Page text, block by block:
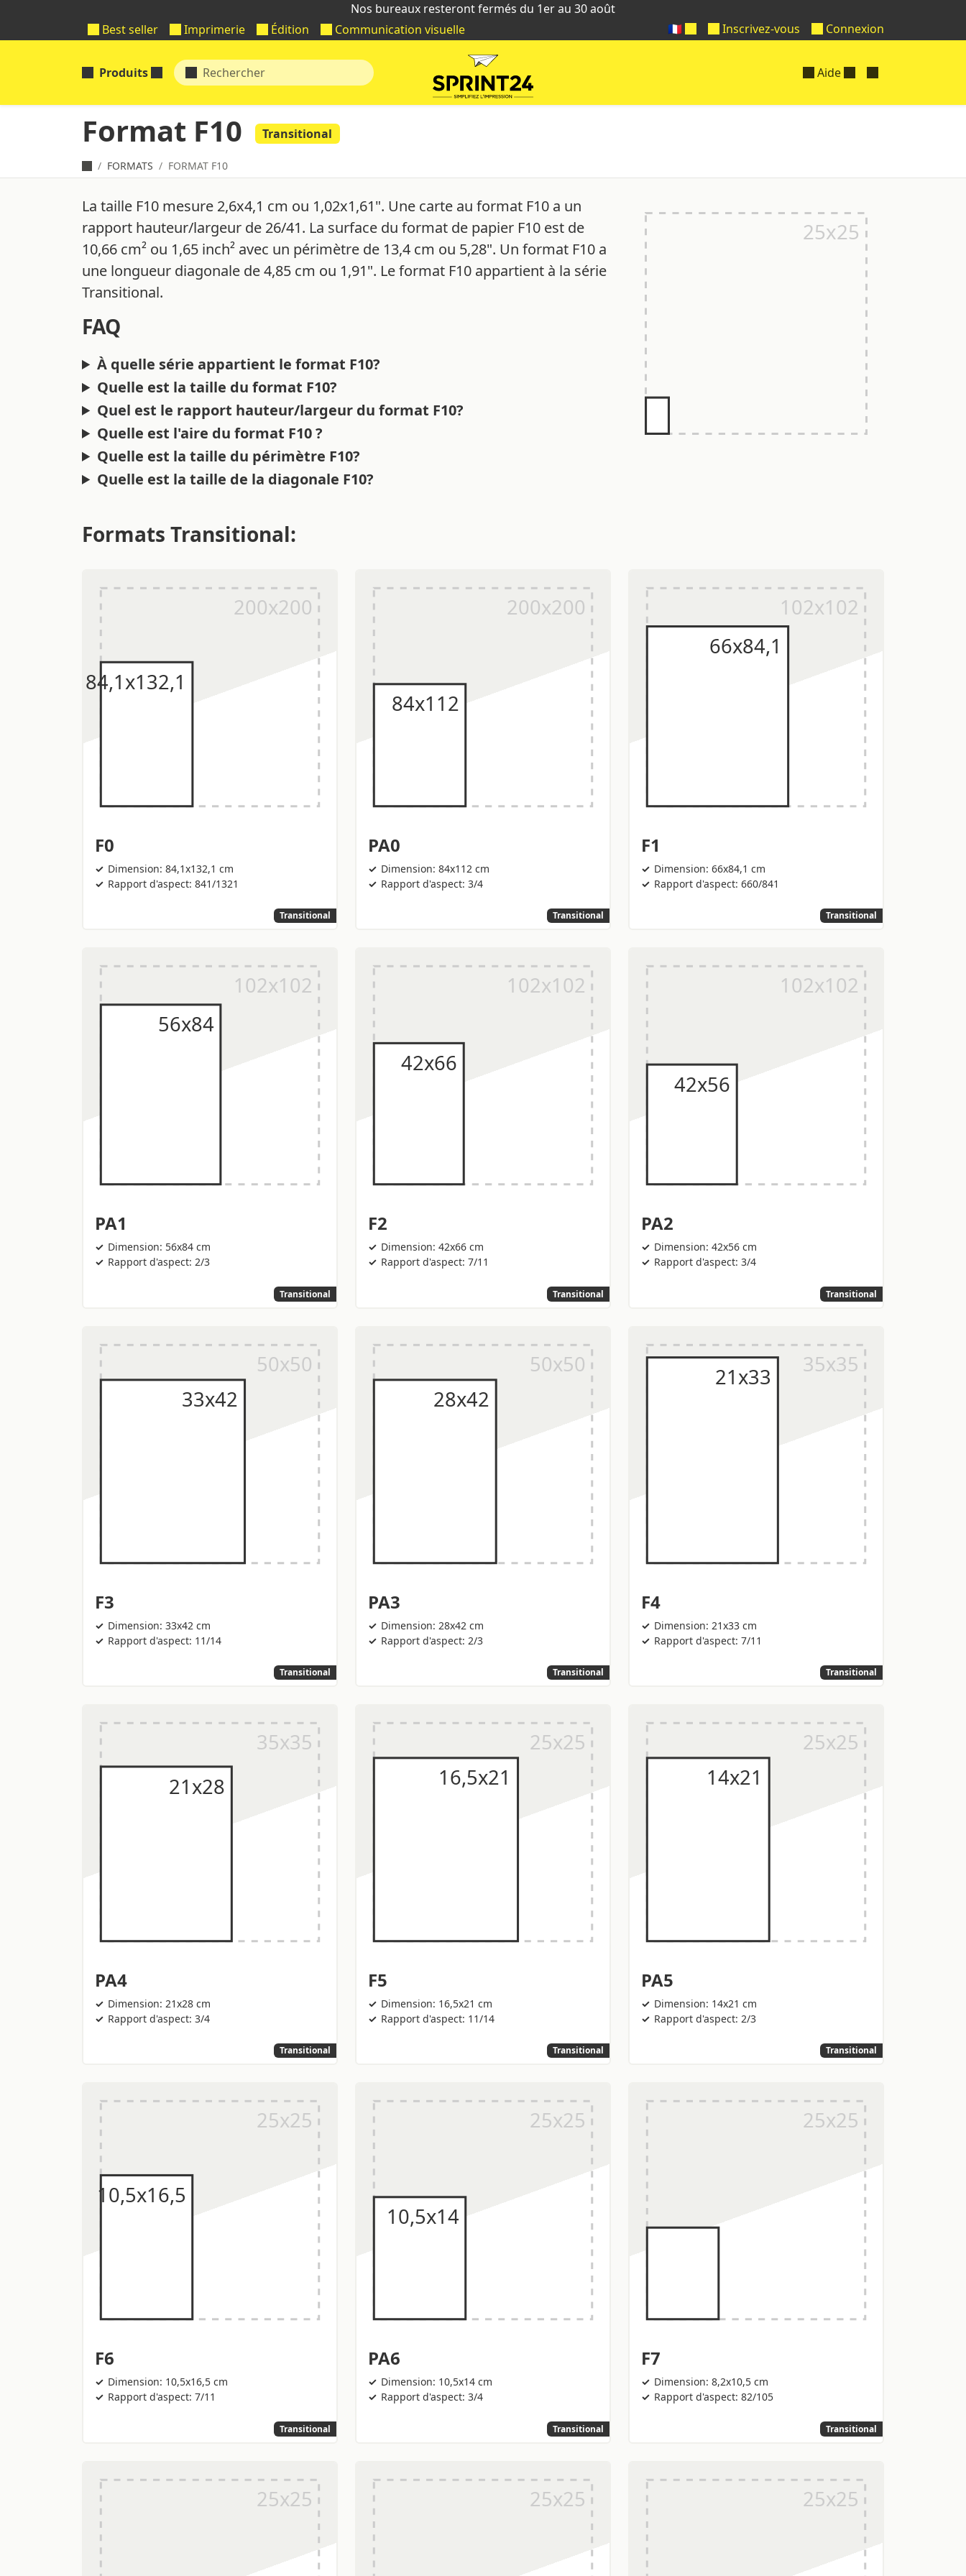
Nos bureaux resteront fermés du 1er au 30 août
Best seller
Imprimerie Édition Communication visuelle Inscrivez-vous Connexion
🇫🇷
Produits Aide
Format F10 Transitional
FORMATS FORMAT F10
La taille F10 mesure 2,6x4,1 cm ou 1,02x1,61". Une carte au format F10 a un
rapport hauteur/largeur de 26/41. La surface du format de papier F10 est de
10,66 cm² ou 1,65 inch² avec un périmètre de 13,4 cm ou 5,28". Un format F10 a
une longueur diagonale de 4,85 cm ou 1,91". Le format F10 appartient à la série
Transitional.
FAQ
À quelle série appartient le format F10?
Quelle est la taille du format F10?
Quel est le rapport hauteur/largeur du format F10?
Quelle est l'aire du format F10 ?
Quelle est la taille du périmètre F10?
Quelle est la taille de la diagonale F10?
Formats Transitional:
F0
Dimension: 84,1x132,1 cm
Rapport d'aspect: 841/1321
Transitional
PA0
Dimension: 84x112 cm
Rapport d'aspect: 3/4
Transitional
F1
Dimension: 66x84,1 cm
Rapport d'aspect: 660/841
Transitional
PA1
Dimension: 56x84 cm
Rapport d'aspect: 2/3
Transitional
F2
Dimension: 42x66 cm
Rapport d'aspect: 7/11
Transitional
PA2
Dimension: 42x56 cm
Rapport d'aspect: 3/4
Transitional
F3
Dimension: 33x42 cm
Rapport d'aspect: 11/14
Transitional
PA3
Dimension: 28x42 cm
Rapport d'aspect: 2/3
Transitional
F4
Dimension: 21x33 cm
Rapport d'aspect: 7/11
Transitional
PA4
Dimension: 21x28 cm
Rapport d'aspect: 3/4
Transitional
F5
Dimension: 16,5x21 cm
Rapport d'aspect: 11/14
Transitional
PA5
Dimension: 14x21 cm
Rapport d'aspect: 2/3
Transitional
F6
Dimension: 10,5x16,5 cm
Rapport d'aspect: 7/11
Transitional
PA6
Dimension: 10,5x14 cm
Rapport d'aspect: 3/4
Transitional
F7
Dimension: 8,2x10,5 cm
Rapport d'aspect: 82/105
Transitional